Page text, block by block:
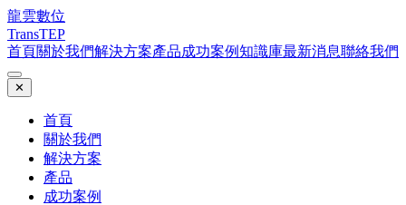
龍雲數位
TransTEP
首頁關於我們解決方案產品成功案例知識庫最新消息聯絡我們
✕
首頁
關於我們
解決方案
產品
成功案例